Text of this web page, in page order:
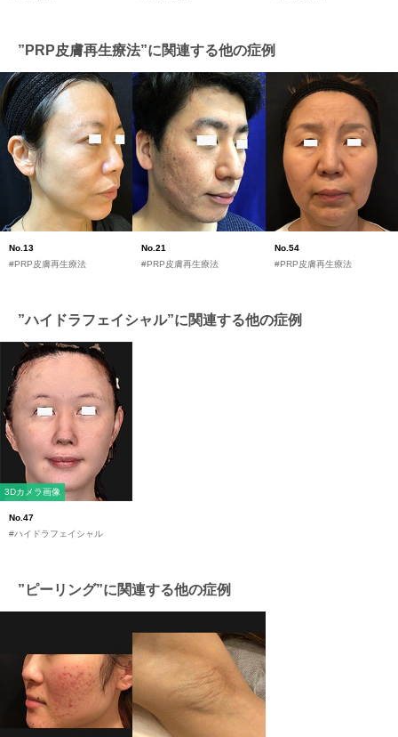
”PRP皮膚再生療法”に関連する他の症例
No.13
#PRP皮膚再生療法
No.21
#PRP皮膚再生療法
No.54
#PRP皮膚再生療法
”ハイドラフェイシャル”に関連する他の症例
3Dカメラ画像
No.47
#ハイドラフェイシャル
”ピーリング”に関連する他の症例